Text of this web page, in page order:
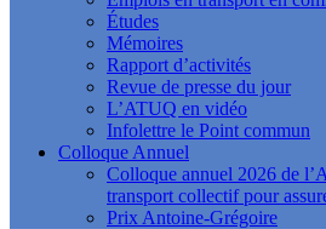
Études
Mémoires
Rapport d’activités
Revue de presse du jour
L’ATUQ en vidéo
Infolettre le Point commun
Colloque Annuel
Colloque annuel 2026 de
transport collectif pour
Prix Antoine-Grégoire